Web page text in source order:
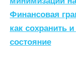
а
в
и
Финансовая
как сохранить
состояние